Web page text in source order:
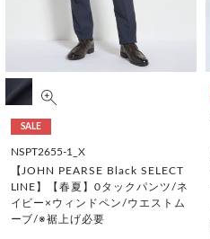
SALE
NSPT2655-1_X
【JOHN PEARSE Black SELECT
LINE】【春夏】0タックパンツ/ネ
イビー×ウィンドペン/ウエストム
ーブ/※裾上げ必要